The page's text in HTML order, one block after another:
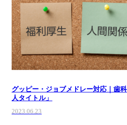
グッピー・ジョブメドレー対応｜歯
人タイトル」
2023.06.23